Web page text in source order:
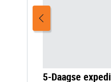
5-Daagse